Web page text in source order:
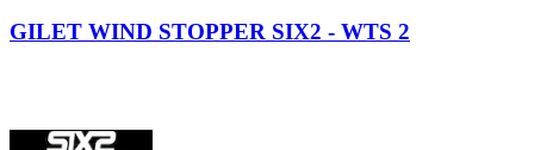
GILET WIND STOPPER SIX2 - WTS 2